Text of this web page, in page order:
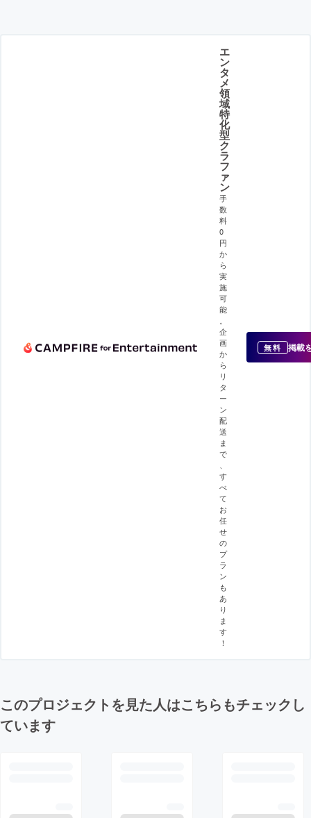
エ
ン
タ
メ
領
域
特
化
型
ク
ラ
フ
ァ
ン
手
数
料
0
円
か
ら
実
施
可
能
。
企
画
か
ら
リ
タ
ー
ン
配
送
ま
で
、
す
べ
て
お
任
せ
の
プ
ラ
ン
も
あ
り
ま
す
！
無料 掲載
このプロジェクトを見た人はこちらもチェックし
ています